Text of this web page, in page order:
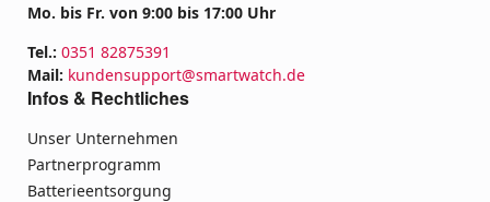
Mo. bis Fr. von 9:00 bis 17:00 Uhr
Tel.: 0351 82875391
Mail: kundensupport@smartwatch.de
Infos & Rechtliches
Unser Unternehmen
Partnerprogramm
Batterieentsorgung